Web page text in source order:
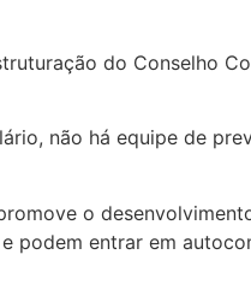
do Conselho
não há equipe de
o
podem entrar em